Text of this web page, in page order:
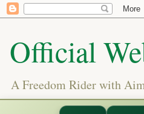
Official
A Freedom Rider with